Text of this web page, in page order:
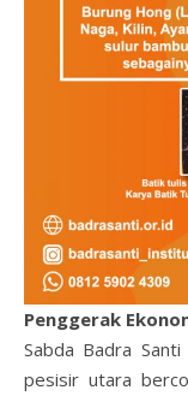
Penggerak
Sabda Badra
pesisir utara